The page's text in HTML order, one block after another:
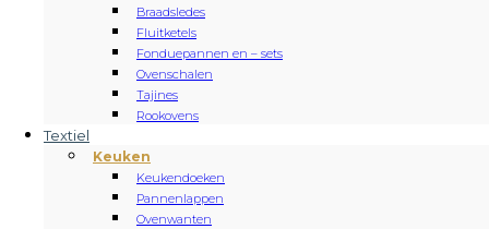
Braadsledes
Fluitketels
Fonduepannen en – sets
Ovenschalen
Tajines
Rookovens
Textiel
Keuken
Keukendoeken
Pannenlappen
Ovenwanten